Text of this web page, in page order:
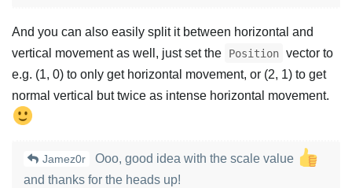
And you can also easily split it between horizontal and
vertical movement as well, just set the
Position vector to
e.g. (1, 0) to only get horizontal movement, or (2, 1) to get
normal vertical but twice as intense horizontal movement.
Jamez0r Ooo, good idea with the scale value
and thanks for the heads up!